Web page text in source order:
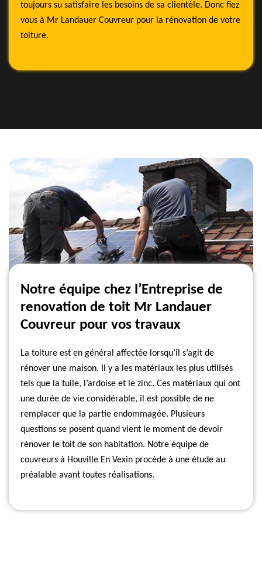
toujours su satisfaire les besoins de sa clientèle. Donc fiez
vous à Mr Landauer Couvreur pour la rénovation de votre
toiture.
Notre équipe chez l’Entreprise de
renovation de toit Mr Landauer
Couvreur pour vos travaux
La toiture est en général affectée lorsqu’il s’agit de
rénover une maison. Il y a les matériaux les plus utilisés
tels que la tuile, l’ardoise et le zinc. Ces matériaux qui ont
une durée de vie considérable, il est possible de ne
remplacer que la partie endommagée. Plusieurs
questions se posent quand vient le moment de devoir
rénover le toit de son habitation. Notre équipe de
couvreurs à Houville En Vexin procède à une étude au
préalable avant toutes réalisations.